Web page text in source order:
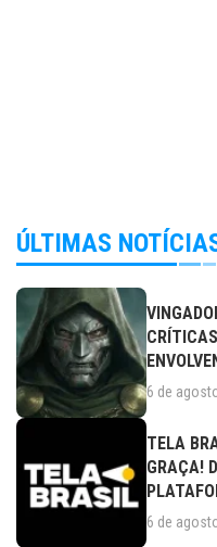
ÚLTIMAS
6 de
TELA
GRAÇA!
6 de